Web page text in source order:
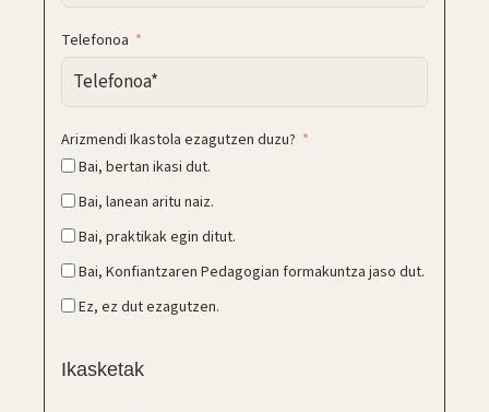
Telefonoa
Arizmendi Ikastola ezagutzen duzu?
Bai, bertan ikasi dut.
Bai, lanean aritu naiz.
Bai, praktikak egin ditut.
Bai, Konfiantzaren Pedagogian formakuntza jaso dut.
Ez, ez dut ezagutzen.
Ikasketak